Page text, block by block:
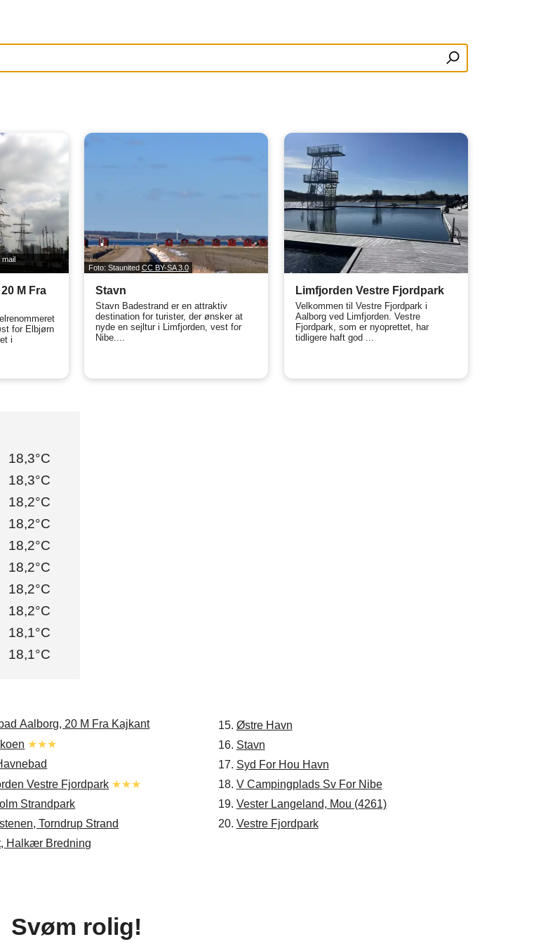
mail
M Fra
for Elbjørn
i
Foto: Staunited CC BY-SA 3.0
Stavn
Stavn Badestrand er en attraktiv
destination for turister, der ønsker at
nyde en sejltur i Limfjorden, vest for
Nibe....
Limfjorden Vestre Fjordpark
Velkommen til Vestre Fjordpark i
Aalborg ved Limfjorden. Vestre
Fjordpark, som er nyoprettet, har
tidligere haft god ...
18,3°C
18,3°C
18,2°C
18,2°C
18,2°C
18,2°C
18,2°C
18,2°C
18,1°C
18,1°C
Aalborg, 20 M Fra Kajkant
★★★
Vestre Fjordpark ★★★
Strandpark
Torndrup Strand
Halkær Bredning
15. Østre Havn
16. Stavn
17. Syd For Hou Havn
18. V Campingplads Sv For Nibe
19. Vester Langeland, Mou (4261)
20. Vestre Fjordpark
Svøm rolig!